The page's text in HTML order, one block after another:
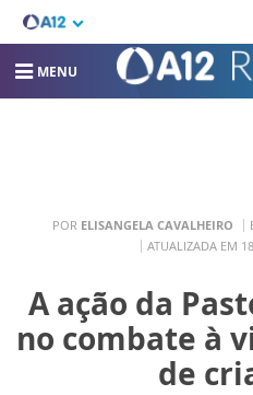
MENU
POR ELISANGELA CAVALHEIRO
ATUALIZADA EM
A ação da
no combate à
de